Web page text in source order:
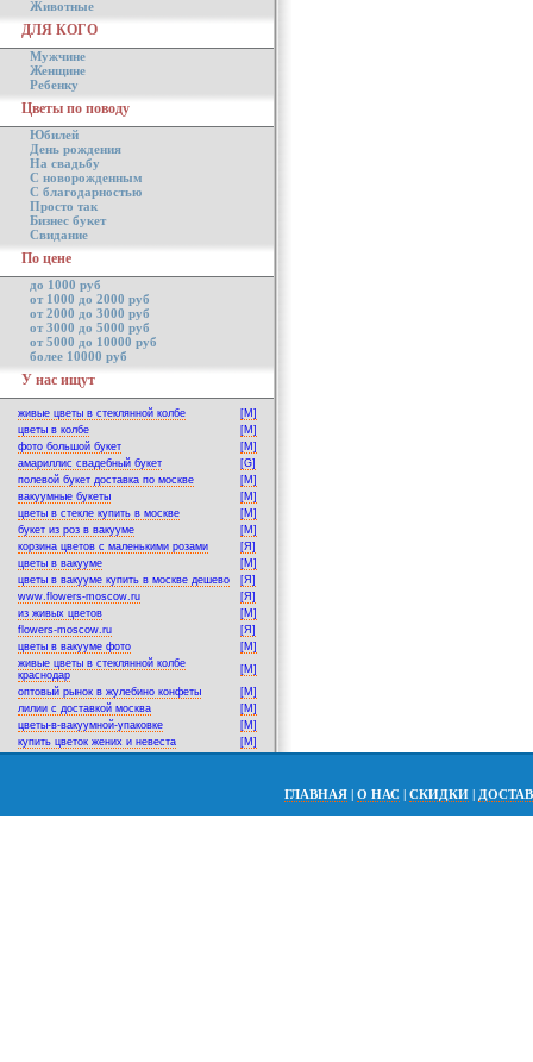
Животные
ДЛЯ КОГО
Мужчине
Женщине
Ребенку
Цветы по поводу
Юбилей
День рождения
На свадьбу
С новорожденным
С благодарностью
Просто так
Бизнес букет
Свидание
По цене
до 1000 руб
от 1000 до 2000 руб
от 2000 до 3000 руб
от 3000 до 5000 руб
от 5000 до 10000 руб
более 10000 руб
У нас ищут
живые цветы в стеклянной колбе
[M]
цветы в колбе
[M]
фото большой букет
[M]
амариллис свадебный букет
[G]
полевой букет доставка по москве
[M]
вакуумные букеты
[M]
цветы в стекле купить в москве
[M]
букет из роз в вакууме
[M]
корзина цветов с маленькими розами
[Я]
цветы в вакууме
[M]
цветы в вакууме купить в москве дешево
[Я]
www.flowers-moscow.ru
[Я]
из живых цветов
[M]
flowers-moscow.ru
[Я]
цветы в вакууме фото
[M]
живые цветы в стеклянной колбе
краснодар
[M]
оптовый рынок в жулебино конфеты
[M]
лилии с доставкой москва
[M]
цветы-в-вакуумной-упаковке
[M]
купить цветок жених и невеста
[M]
ГЛАВНАЯ | О НАС | СКИДКИ |